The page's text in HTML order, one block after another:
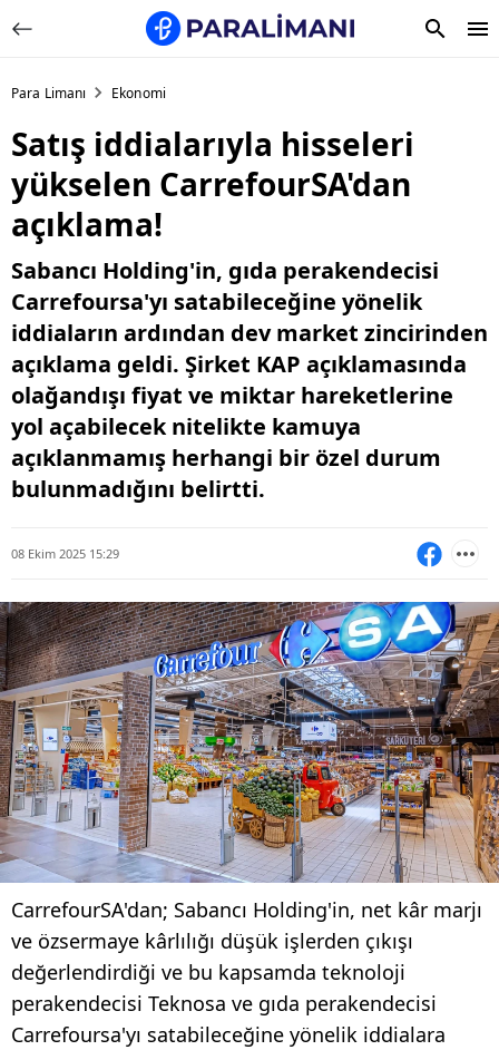
Para Limanı Ekonomi
Satış iddialarıyla hisseleri
yükselen CarrefourSA'dan
açıklama!
Sabancı Holding'in, gıda perakendecisi
Carrefoursa'yı satabileceğine yönelik
iddiaların ardından dev market zincirinden
açıklama geldi. Şirket KAP açıklamasında
olağandışı fiyat ve miktar hareketlerine
yol açabilecek nitelikte kamuya
açıklanmamış herhangi bir özel durum
bulunmadığını belirtti.
08 Ekim 2025 15:29
CarrefourSA'dan; Sabancı Holding'in, net kâr marjı
ve özsermaye kârlılığı düşük işlerden çıkışı
değerlendirdiği ve bu kapsamda teknoloji
perakendecisi Teknosa ve gıda perakendecisi
Carrefoursa'yı satabileceğine yönelik iddialara